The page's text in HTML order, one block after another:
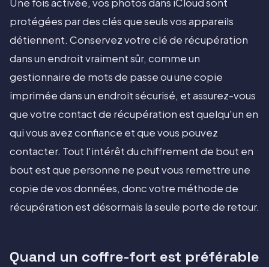
Une fois activée, vos photos dans iCloud sont
protégées par des clés que seuls vos appareils
détiennent. Conservez votre clé de récupération
dans un endroit vraiment sûr, comme un
gestionnaire de mots de passe ou une copie
imprimée dans un endroit sécurisé, et assurez-vous
que votre contact de récupération est quelqu'un en
qui vous avez confiance et que vous pouvez
contacter. Tout l'intérêt du chiffrement de bout en
bout est que personne ne peut vous remettre une
copie de vos données, donc votre méthode de
récupération est désormais la seule porte de retour.
Quand un coffre-fort est préférable